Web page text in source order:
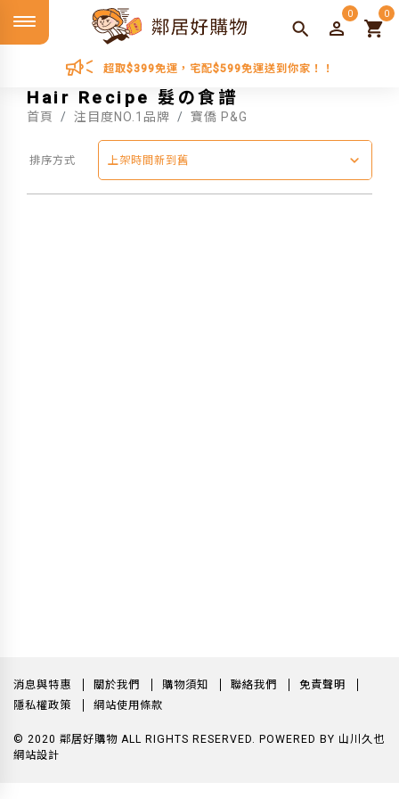
超取$399免運，宅配$599免運送到你家！！
0 0
Hair Recipe 髮の食譜
首頁 注目度NO.1品牌 寶僑 P&G
排序方式 上架時間新到舊
消息與特惠 關於我們 購物須知 聯絡我們
免責聲明
隱私權政策
網站使用條款
© 2020 鄰居好購物 ALL RIGHTS RESERVED. POWERED BY 山川久也
網站設計